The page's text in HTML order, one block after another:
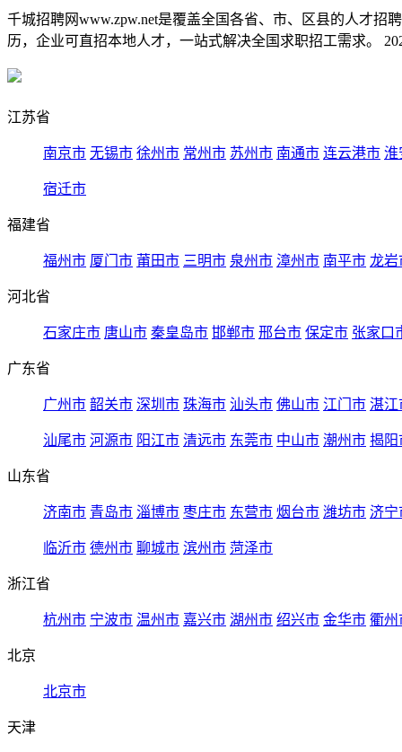
千城招聘网www.zpw.net是覆盖全国各省、市、区县的人才
历，企业可直招本地人才，一站式解决全国求职招工需求。
江苏省
南京市 无锡市 徐州市 常州市 苏州市 南通市 连云港市 淮
宿迁市
福建省
福州市 厦门市 莆田市 三明市 泉州市 漳州市 南平市 龙岩
河北省
石家庄市 唐山市 秦皇岛市 邯郸市 邢台市 保定市 张家口
广东省
广州市 韶关市 深圳市 珠海市 汕头市 佛山市 江门市 湛江
汕尾市 河源市 阳江市 清远市 东莞市 中山市 潮州市 揭阳
山东省
济南市 青岛市 淄博市 枣庄市 东营市 烟台市 潍坊市 济宁
临沂市 德州市 聊城市 滨州市 菏泽市
浙江省
杭州市 宁波市 温州市 嘉兴市 湖州市 绍兴市 金华市 衢州
北京
北京市
天津